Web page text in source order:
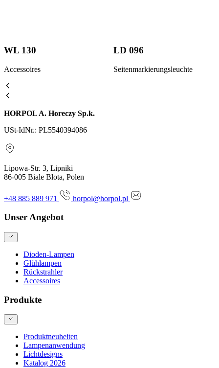
WL 130
Accessoires
LD 096
Seitenmarkierungsleuchte
HORPOL A. Horeczy Sp.k.
USt-IdNr.: PL5540394086
Lipowa-Str. 3, Lipniki
86-005 Biale Blota, Polen
+48 885 889 971 horpol@horpol.pl
Unser Angebot
Dioden-Lampen
Glühlampen
Rückstrahler
Accessoires
Produkte
Produktneuheiten
Lampenanwendung
Lichtdesigns
Katalog 2026